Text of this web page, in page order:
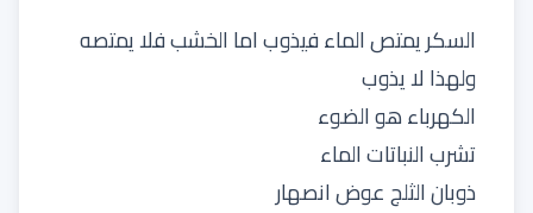
السكر يمتص الماء فيذوب اما الخشب فلا يمتصه
ولهذا لا يذوب
الكهرباء هو الضوء
تشرب النباتات الماء
ذوبان الثلج عوض انصهار